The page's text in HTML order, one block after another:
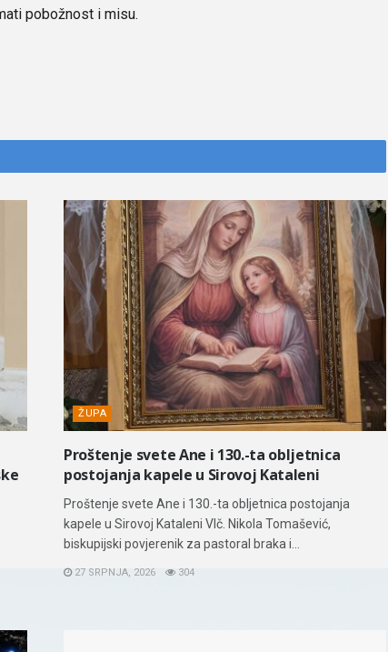
pobožnost i misu.
ŽUPA
Proštenje svete Ane i 130.-ta obljetnica
postojanja kapele u Sirovoj Kataleni
Proštenje svete Ane i 130.-ta obljetnica postojanja
kapele u Sirovoj Kataleni Vlč. Nikola Tomašević,
biskupijski povjerenik za pastoral braka i...
27 SRPNJA, 2026 304